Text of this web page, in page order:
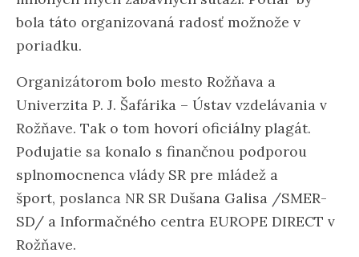
bola táto organizovaná radosť možnože v
poriadku.
Organizátorom bolo mesto Rožňava a
Univerzita P. J. Šafárika – Ústav vzdelávania v
Rožňave. Tak o tom hovorí oficiálny plagát.
Podujatie sa konalo s finančnou podporou
splnomocnenca vlády SR pre mládež a
šport, poslanca NR SR Dušana Galisa /SMER-
SD/ a Informačného centra EUROPE DIRECT v
Rožňave.